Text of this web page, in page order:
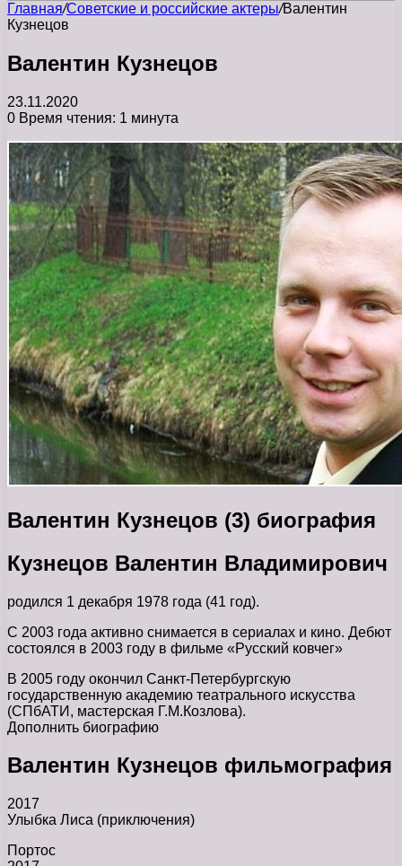
Главная/Советские и российские актеры/Валентин
Кузнецов
Валентин Кузнецов
23.11.2020
0 Время чтения: 1 минута
Валентин Кузнецов (3) биография
Кузнецов Валентин Владимирович
родился 1 декабря 1978 года (41 год).
С 2003 года активно снимается в сериалах и кино. Дебют
состоялся в 2003 году в фильме «Русский ковчег»
В 2005 году окончил Санкт-Петербургскую
государственную академию театрального искусства
(СПбАТИ, мастерская Г.М.Козлова).
Дополнить биографию
Валентин Кузнецов фильмография
2017
Улыбка Лиса (приключения)
Портос